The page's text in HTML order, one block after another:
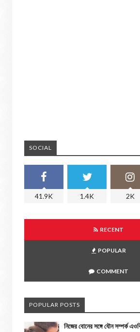
SOCIAL
41.9K 1.4K 2K
RECENT
POPULAR
COMMENT
POPULAR POSTS
নিজের বোনের সঙ্গে যৌন সম্পর্ক